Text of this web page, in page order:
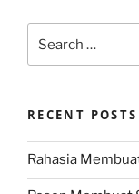
for:
RECENT POSTS
Rahasia